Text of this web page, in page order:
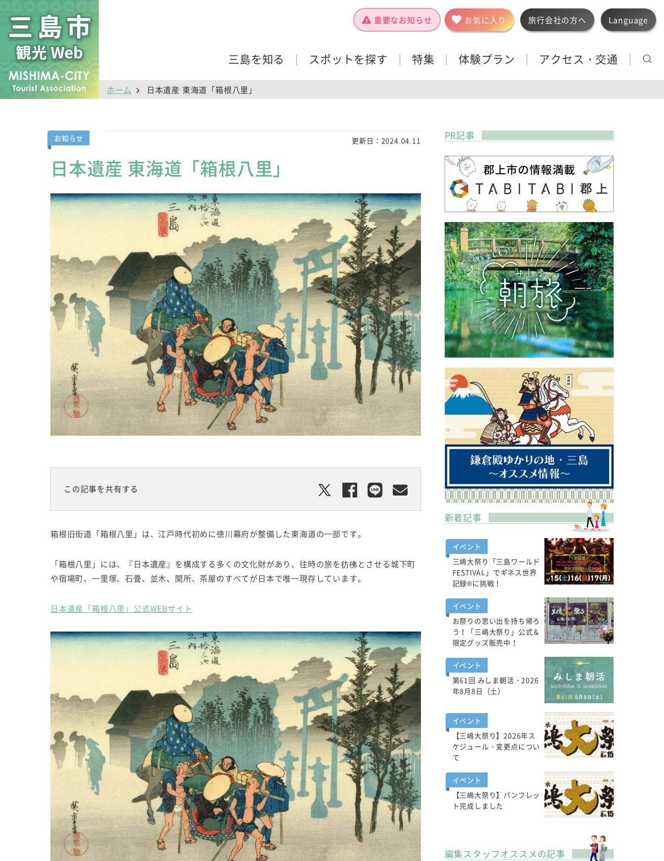
重要なお知らせ お気に入り 旅行会社の方へ Language
三島を知る スポットを探す 特集 体験プラン アクセス・交通
ホーム 日本遺産 東海道「箱根八里」
お知らせ 更新日： 2024.04.11
日本遺産 東海道「箱根八里」
この記事を共有する
箱根旧街道「箱根八里」は、江戸時代初めに徳川幕府が整備した東海道の一部です。
「箱根八里」には、『日本遺産』を構成する多くの文化財があり、往時の旅を彷彿とさせる城下町
や宿場町、一里塚、石畳、並木、関所、茶屋のすべてが日本で唯一現存しています。
日本遺産「箱根八里」公式WEBサイト
PR記事
新着記事
イベント
三嶋大祭り「三島ワールド
FESTIVAL」でギネス世界
記録®に挑戦！
イベント
お祭りの思い出を持ち帰ろ
う！「三嶋大祭り」公式＆
限定グッズ販売中！
イベント
第61回 みしま朝活・2026
年8月8日（土）
イベント
【三嶋大祭り】2026年ス
ケジュール・変更点につい
て
イベント
【三嶋大祭り】パンフレッ
ト完成しました
編集スタッフオススメの記事